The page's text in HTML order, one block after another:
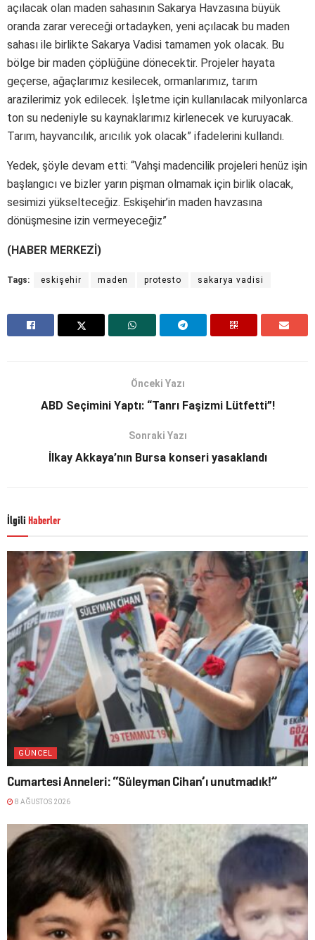
açılacak olan maden sahasının Sakarya Havzasına büyük
oranda zarar vereceği ortadayken, yeni açılacak bu maden
sahası ile birlikte Sakarya Vadisi tamamen yok olacak. Bu
bölge bir maden çöplüğüne dönecektir. Projeler hayata
geçerse, ağaçlarımız kesilecek, ormanlarımız, tarım
arazilerimiz yok edilecek. İşletme için kullanılacak milyonlarca
ton su nedeniyle su kaynaklarımız kirlenecek ve kuruyacak.
Tarım, hayvancılık, arıcılık yok olacak” ifadelerini kullandı.
Yedek, şöyle devam etti: “Vahşi madencilik projeleri henüz işin
başlangıcı ve bizler yarın pişman olmamak için birlik olacak,
sesimizi yükselteceğiz. Eskişehir’in maden havzasına
dönüşmesine izin vermeyeceğiz”
(HABER MERKEZİ)
Tags: eskişehir maden protesto sakarya vadisi
Önceki Yazı
ABD Seçimini Yaptı: “Tanrı Faşizmi Lütfetti”!
Sonraki Yazı
İlkay Akkaya’nın Bursa konseri yasaklandı
İlgili Haberler
GÜNCEL
Cumartesi Anneleri: “Süleyman Cihan’ı unutmadık!”
8 AĞUSTOS 2026